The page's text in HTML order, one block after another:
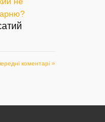
коментарі »